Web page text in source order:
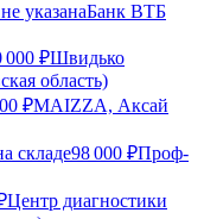
указанаБанк ВТБ
000 ₽Швидько
область)
₽MAIZZA, Аксай
складе98 000 ₽Проф-
Центр диагностики